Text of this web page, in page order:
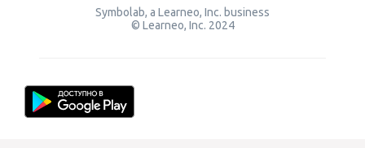
Symbolab, a Learneo, Inc. business
© Learneo, Inc. 2024